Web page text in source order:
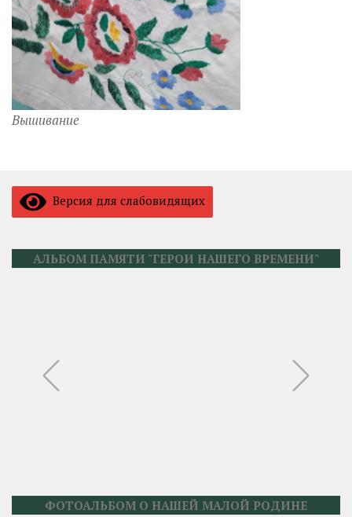
Вышивание
Версия для слабовидящих
АЛЬБОМ ПАМЯТИ "ГЕРОИ НАШЕГО ВРЕМЕНИ"
ФОТОАЛЬБОМ О НАШЕЙ МАЛОЙ РОДИНЕ